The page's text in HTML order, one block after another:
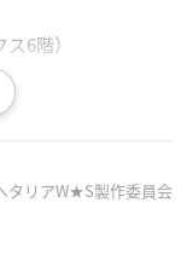
6階）
タリアW★S製作委員会